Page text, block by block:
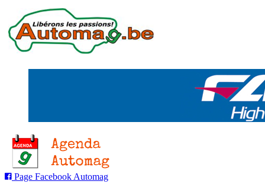
Page Facebook Automag